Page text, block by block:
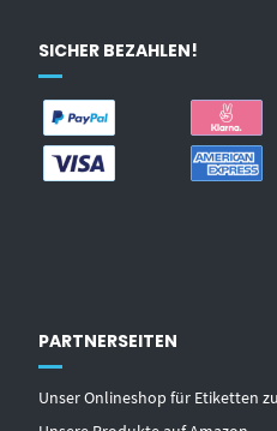
SICHER BEZAHLEN!
PARTNERSEITEN
Unser Onlineshop für Etiketten